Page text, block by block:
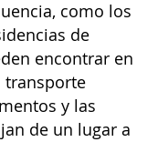
como los
de
encontrar en
transporte
y las
de un lugar a